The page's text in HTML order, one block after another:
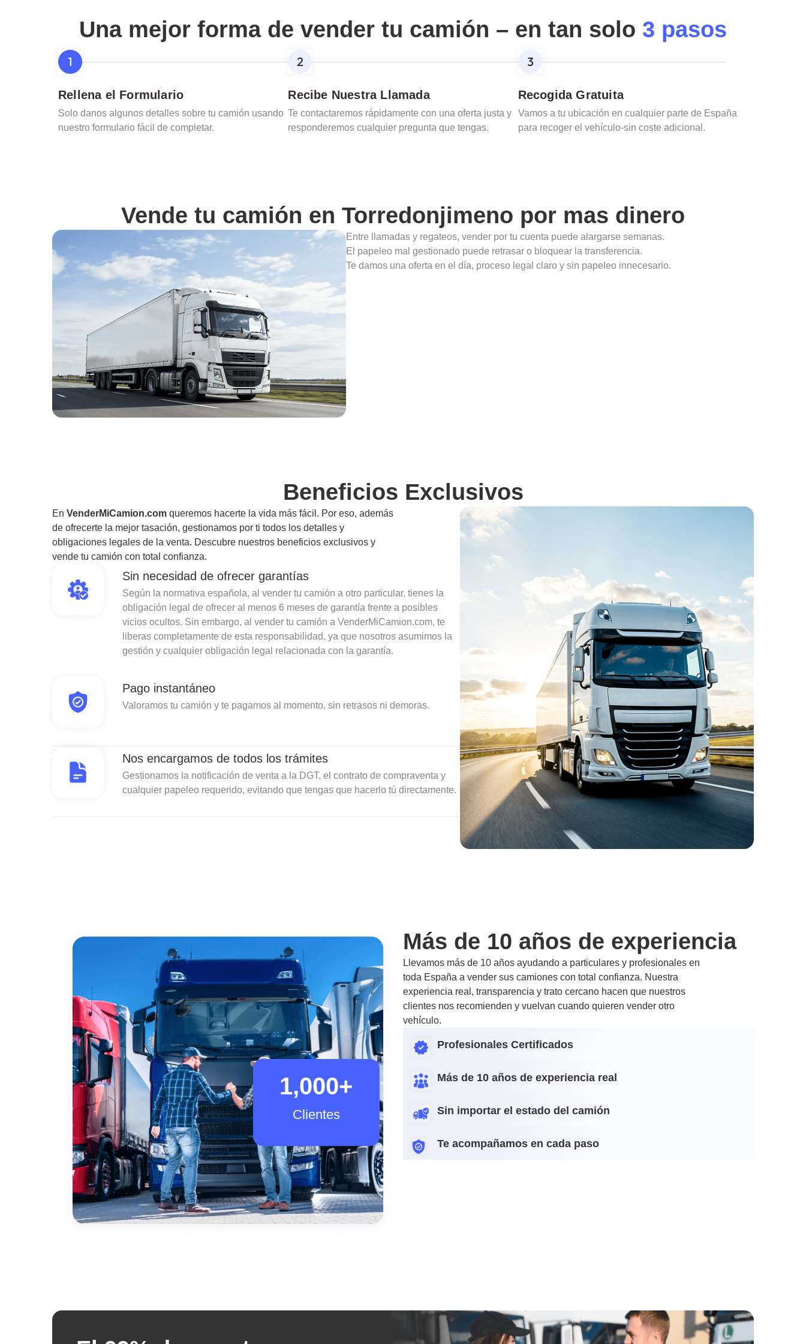
Una mejor forma de vender tu camión – en tan solo 3 pasos
Rellena el Formulario
Solo danos algunos detalles sobre tu camión usando
nuestro formulario fácil de completar.
Recibe Nuestra Llamada
Te contactaremos rápidamente con una oferta justa y
responderemos cualquier pregunta que tengas.
Recogida Gratuita
Vamos a tu ubicación en cualquier parte de España
para recoger el vehículo-sin coste adicional.
Vende tu camión en Torredonjimeno por mas dinero
Entre llamadas y regateos, vender por tu cuenta puede alargarse semanas.
El papeleo mal gestionado puede retrasar o bloquear la transferencia.
Te damos una oferta en el día, proceso legal claro y sin papeleo innecesario.
Beneficios Exclusivos
En VenderMiCamion.com queremos hacerte la vida más fácil. Por eso, además
de ofrecerte la mejor tasación, gestionamos por ti todos los detalles y
obligaciones legales de la venta. Descubre nuestros beneficios exclusivos y
vende tu camión con total confianza.
Sin necesidad de ofrecer garantías
Según la normativa española, al vender tu camión a otro particular, tienes la
obligación legal de ofrecer al menos 6 meses de garantía frente a posibles
vicios ocultos. Sin embargo, al vender tu camión a VenderMiCamion.com, te
liberas completamente de esta responsabilidad, ya que nosotros asumimos la
gestión y cualquier obligación legal relacionada con la garantía.
Pago instantáneo
Valoramos tu camión y te pagamos al momento, sin retrasos ni demoras.
Nos encargamos de todos los trámites
Gestionamos la notificación de venta a la DGT, el contrato de compraventa y
cualquier papeleo requerido, evitando que tengas que hacerlo tú directamente.
Clientes
1,000+
Más de 10 años de experiencia
Llevamos más de 10 años ayudando a particulares y profesionales en
toda España a vender sus camiones con total confianza. Nuestra
experiencia real, transparencia y trato cercano hacen que nuestros
clientes nos recomienden y vuelvan cuando quieren vender otro
vehículo.
Profesionales Certificados
Más de 10 años de experiencia real
Sin importar el estado del camión
Te acompañamos en cada paso